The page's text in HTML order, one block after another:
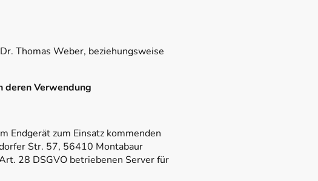
Thomas Weber, beziehungsweise
deren Verwendung
Endgerät zum Einsatz kommenden
Str. 57, 56410 Montabaur
28 DSGVO betriebenen Server für